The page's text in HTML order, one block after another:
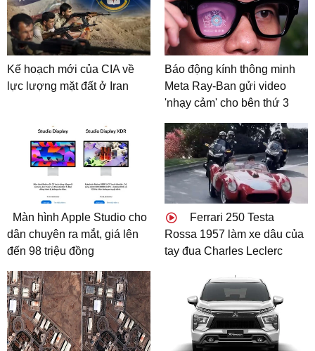
Kế hoạch mới của CIA về
lực lượng mặt đất ở Iran
Báo động kính thông minh
Meta Ray-Ban gửi video
'nhạy cảm' cho bên thứ 3
Màn hình Apple Studio cho
dân chuyên ra mắt, giá lên
đến 98 triệu đồng
Ferrari 250 Testa
Rossa 1957 làm xe dâu của
tay đua Charles Leclerc